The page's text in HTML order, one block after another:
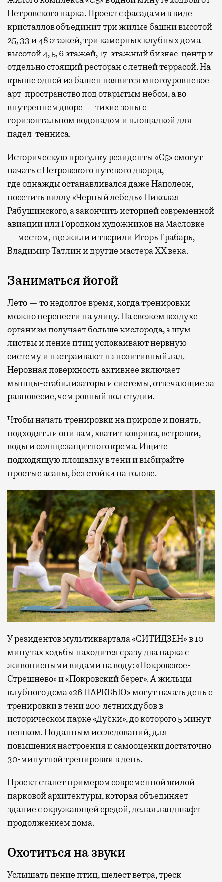
Петровского парка. Проект с фасадами в виде
кристаллов объединит три жилые башни высотой
25, 33 и 48 этажей, три камерных клубных дома
высотой 4, 5, 6 этажей, 17-этажный бизнес-центр и
отдельно стоящий ресторан с летней террасой. На
крыше одной из башен появится многоуровневое
арт-пространство под открытым небом, а во
внутреннем дворе — тихие зоны с
горизонтальном водопадом и площадкой для
падел-тенниса.
Историческую прогулку резиденты «С5» смогут
начать с Петровского путевого дворца,
гдеоднажды останавливался даже Наполеон,
посетить виллу «Черный лебедь» Николая
Рябушинского, а закончить историей современной
авиации или Городком художников на Масловке
— местом, где жили и творили Игорь Грабарь,
Владимир Татлин и другие мастера XX века.
Заниматься йогой
Лето — то недолгое время, когда тренировки
можно перенести на улицу. На свежем воздухе
организм получает больше кислорода, а шум
листвы и пение птиц успокаивают нервную
систему и настраивают на позитивный лад.
Неровная поверхность активнее включает
мышцы-стабилизаторы и системы, отвечающие за
равновесие, чем ровный пол студии.
Чтобы начать тренировки на природе и понять,
подходят ли они вам, хватит коврика, ветровки,
воды и солнцезащитного крема. Ищите
подходящую площадку в тени и выбирайте
простые асаны, без стойки на голове.
У резидентов мультиквартала «СИТИДЗЕН» в 10
минутах ходьбы находится сразу два парка с
живописными видами на воду: «Покровское-
Стрешнево» и «Покровский берег». А жильцы
клубного дома «26 ПАРКВЬЮ» могут начать день с
тренировки в тени 200-летних дубов в
историческом парке «Дубки», до которого 5 минут
пешком. По данным исследований, для
повышения настроения и самооценки достаточно
30-минутной тренировки в день.
Проект станет примером современной жилой
парковой архитектуры, которая объединяет
здание с окружающей средой, делая ландшафт
продолжением дома.
Охотиться на звуки
Услышать пение птиц, шелест ветра, треск